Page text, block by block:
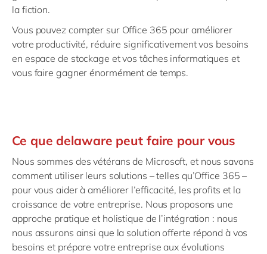
la fiction.
Vous pouvez compter sur Office 365 pour améliorer
votre productivité, réduire significativement vos besoins
en espace de stockage et vos tâches informatiques et
vous faire gagner énormément de temps.
Ce que delaware peut faire pour vous
Nous sommes des vétérans de Microsoft, et nous savons
comment utiliser leurs solutions – telles qu’Office 365 –
pour vous aider à améliorer l’efficacité, les profits et la
croissance de votre entreprise. Nous proposons une
approche pratique et holistique de l’intégration : nous
nous assurons ainsi que la solution offerte répond à vos
besoins et prépare votre entreprise aux évolutions